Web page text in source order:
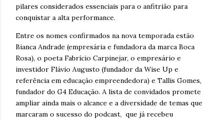
pilares considerados essenciais para o anfitrião para
conquistar a alta performance.
Entre os nomes confirmados na nova temporada estão
Bianca Andrade (empresária e fundadora da marca Boca
Rosa), o poeta Fabrício Carpinejar, o empresário e
investidor Flávio Augusto (fundador da Wise Up e
referência em educação empreendedora) e Tallis Gomes,
fundador do G4 Educação. A lista de convidados promete
ampliar ainda mais o alcance e a diversidade de temas que
marcaram o sucesso do podcast, que já recebeu